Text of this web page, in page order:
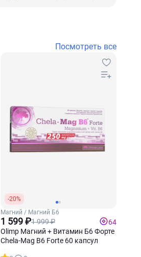
Посмотреть все
-20%
Магний / Магний Б6
1 599 ₽1 999 ₽
64
Olimp Магний + Витамин Б6 Форте
Chela-Mag B6 Forte 60 капсул